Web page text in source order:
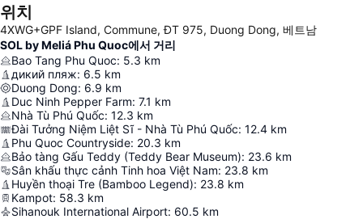
위치
4XWG+GPF Island, Commune, ĐT 975, Duong Dong, 베트남
SOL by Meliá Phu Quoc에서 거리
Bao Tang Phu Quoc: 5.3 km
дикий пляж: 6.5 km
Duong Dong: 6.9 km
Duc Ninh Pepper Farm: 7.1 km
Nhà Tù Phú Quốc: 12.3 km
Đài Tưởng Niệm Liệt Sĩ - Nhà Tù Phú Quốc: 12.4 km
Phu Quoc Countryside: 20.3 km
Bảo tàng Gấu Teddy (Teddy Bear Museum): 23.6 km
Sân khấu thực cảnh Tinh hoa Việt Nam: 23.8 km
Huyền thoại Tre (Bamboo Legend): 23.8 km
Kampot: 58.3 km
Sihanouk International Airport: 60.5 km